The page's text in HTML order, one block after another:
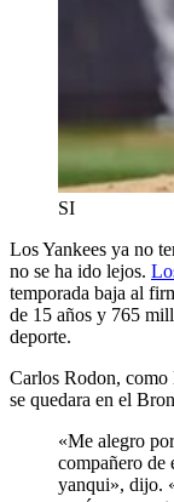
SI
Los Yankees ya no
no se ha ido lejos.
temporada baja al
de 15 años y 765
deporte.
Carlos Rodon, como
se quedara en el
«Me alegro
compañero de
yanqui», dijo.